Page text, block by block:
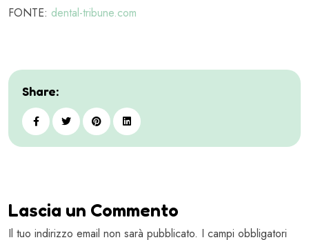
FONTE: dental-tribune.com
Share:
Lascia un Commento
Il tuo indirizzo email non sarà pubblicato. I campi obbligatori